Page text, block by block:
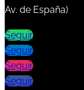
Av. de España)
Seguir
Seguir
Seguir
Seguir